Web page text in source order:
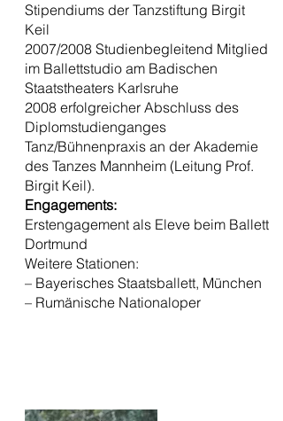
Stipendiums der Tanzstiftung Birgit
Keil
2007/2008 Studienbegleitend Mitglied
im Ballettstudio am Badischen
Staatstheaters Karlsruhe
2008 erfolgreicher Abschluss des
Diplomstudienganges
Tanz/Bühnenpraxis an der Akademie
des Tanzes Mannheim (Leitung Prof.
Birgit Keil).
Engagements:
Erstengagement als Eleve beim Ballett
Dortmund
Weitere Stationen:
– Bayerisches Staatsballett, München
– Rumänische Nationaloper